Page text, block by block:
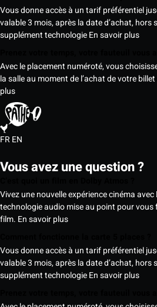
Vous donne accès à un tarif préférentiel
valable 3 mois, après la date d’achat, hors
supplément technologieEn savoir plus
Avec le placement numéroté, vous
la salle au moment de l’achat de votre
plus
FREN
Vous avez une question ?
Vivez une nouvelle expérience cinéma
technologie audio mise au point pour
film. En savoir plus
Vous donne accès à un tarif préférentiel
valable 3 mois, après la date d’achat, hors
supplément technologieEn savoir plus